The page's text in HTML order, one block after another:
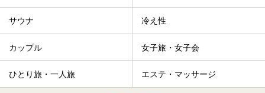
サウナ 冷え性
カップル 女子旅・女子会
ひとり旅・一人旅 エステ・マッサージ